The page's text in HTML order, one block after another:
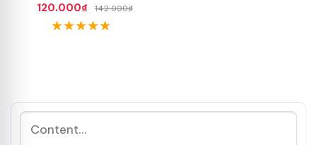
120.000₫
142.000₫